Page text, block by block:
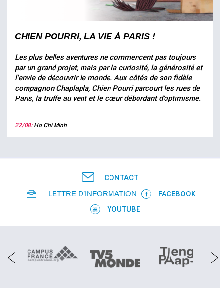
CHIEN POURRI, LA VIE À PARIS !
Les plus belles aventures ne commencent pas toujours
par un grand projet, mais par la curiosité, la générosité et
l'envie de découvrir le monde. Aux côtés de son fidèle
compagnon Chaplapla, Chien Pourri parcourt les rues de
Paris, la truffe au vent et le cœur débordant d'optimisme.
22/08: Ho Chi Minh
CONTACT
LETTRE D’INFORMATION
FACEBOOK
YOUTUBE